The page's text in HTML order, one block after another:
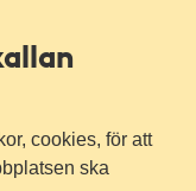
cookies, för att
ska